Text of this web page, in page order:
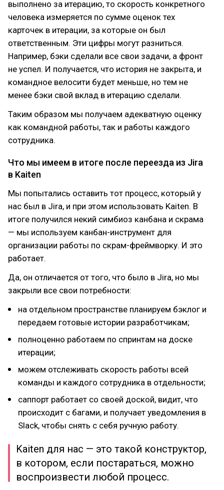
выполнено за итерацию, то скорость конкретного
человека измеряется по сумме оценок тех
карточек в итерации, за которые он был
ответственным. Эти цифры могут разниться.
Например, бэки сделали все свои задачи, а фронт
не успел. И получается, что история не закрыта, и
командное велосити будет меньше, но тем не
менее бэки свой вклад в итерацию сделали.
Таким образом мы получаем адекватную оценку
как командной работы, так и работы каждого
сотрудника.
Что мы имеем в итоге после переезда из Jira
в Kaiten
Мы попытались оставить тот процесс, который у
нас был в Jira, и при этом использовать Kaiten. В
итоге получился некий симбиоз канбана и скрама
— мы используем канбан-инструмент для
организации работы по скрам-фреймворку. И это
работает.
Да, он отличается от того, что было в Jira, но мы
закрыли все свои потребности:
на отдельном пространстве планируем бэклог и
передаем готовые истории разработчикам;
полноценно работаем по спринтам на доске
итерации;
можем отслеживать скорость работы всей
команды и каждого сотрудника в отдельности;
саппорт работает со своей доской, видит, что
происходит с багами, и получает уведомления в
Slack, чтобы снять с себя ручную работу.
Kaiten для нас — это такой конструктор,
в котором, если постараться, можно
воспроизвести любой процесс.